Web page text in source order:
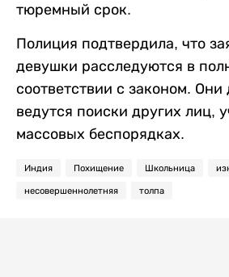
тюремный срок.
Полиция подтвердила, что
девушки расследуются в
соответствии с законом. Они
ведутся поиски других лиц,
массовых беспорядках.
Индия Похищение Школьница
несовершеннолетняя толпа